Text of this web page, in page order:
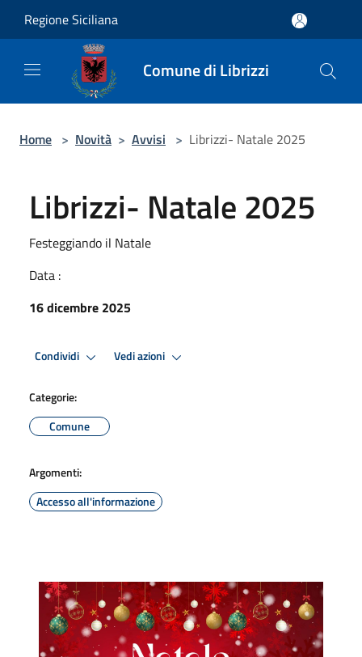
Regione Siciliana
Comune di Librizzi
Home > Novità > Avvisi > Librizzi- Natale 2025
Librizzi- Natale 2025
Festeggiando il Natale
Data :
16 dicembre 2025
Condividi Vedi azioni
Categorie:
Comune
Argomenti:
Accesso all'informazione